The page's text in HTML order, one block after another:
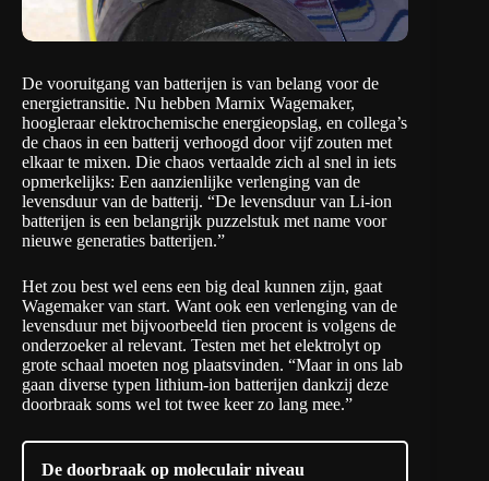
De vooruitgang van batterijen is van belang voor de
energietransitie. Nu hebben Marnix Wagemaker,
hoogleraar elektrochemische energieopslag, en collega’s
de chaos in een batterij verhoogd door vijf zouten met
elkaar te mixen. Die chaos vertaalde zich al snel in iets
opmerkelijks: Een aanzienlijke verlenging van de
levensduur van de batterij. “De levensduur van Li-ion
batterijen is een belangrijk puzzelstuk met name voor
nieuwe generaties batterijen.”
Het zou best wel eens een big deal kunnen zijn, gaat
Wagemaker van start. Want ook een verlenging van de
levensduur met bijvoorbeeld tien procent is volgens de
onderzoeker al relevant. Testen met het elektrolyt op
grote schaal moeten nog plaatsvinden. “Maar in ons lab
gaan diverse typen lithium-ion batterijen dankzij deze
doorbraak soms wel tot twee keer zo lang mee.”
De doorbraak op moleculair niveau